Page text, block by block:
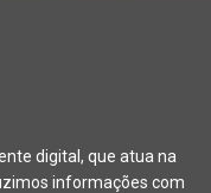
digital, que atua na
informações com